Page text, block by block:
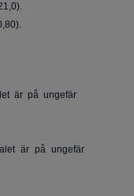
är på ungefär
är på ungefär